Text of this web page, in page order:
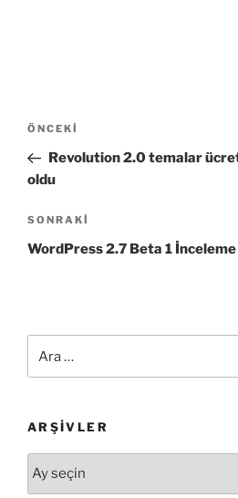
Yazı
Önceki
Yazı
ÖNCEKI
Revolution 2.0 temalar
oldu
Sonraki
Yazı
SONRAKI
WordPress 2.7 Beta 1 İnceleme
ARŞIVLER